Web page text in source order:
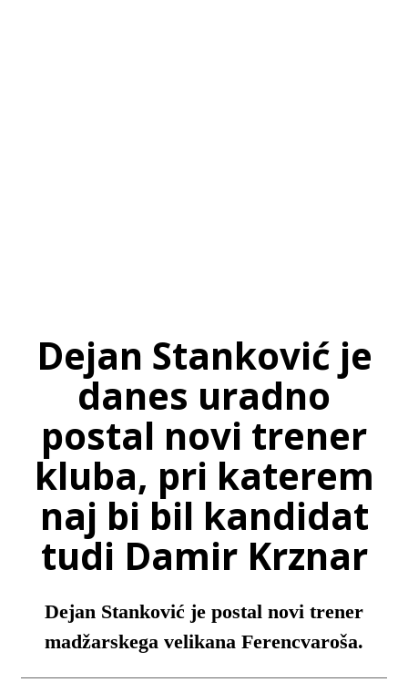
Dejan Stanković je
danes uradno
postal novi trener
kluba, pri katerem
naj bi bil kandidat
tudi Damir Krznar
Dejan Stanković je postal novi trener
madžarskega velikana Ferencvaroša.